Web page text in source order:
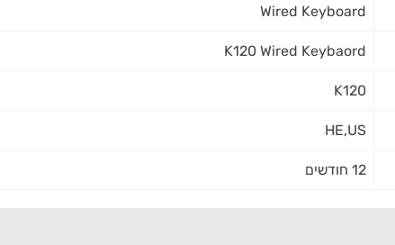
Wired Keyboard
K120 Wired Keybaord
K120
HE,US
12 חודשים